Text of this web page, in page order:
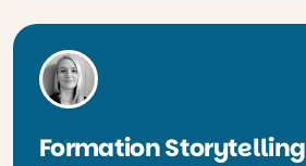
Formation Storytelling